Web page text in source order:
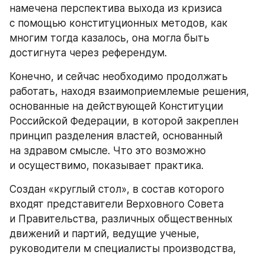
намечена перспектива выхода из кризиса
с помощью конституционных методов, как
многим тогда казалось, она могла быть
достигнута через референдум.
Конечно, и сейчас необходимо продолжать
работать, находя взаимоприемлемые решения,
основанные на действующей Конституции
Российской Федерации, в которой закреплен
принцип разделения властей, основанный
на здравом смысле. Что это возможно
и осуществимо, показывает практика.
Создан «круглый стол», в состав которого
входят представители Верховного Совета
и Правительства, различных общественных
движений и партий, ведущие ученые,
руководители м специалисты производства,